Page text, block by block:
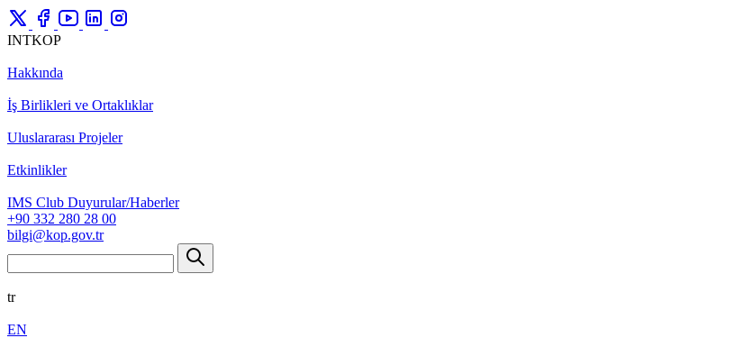
INTKOP
Hakkında
İş Birlikleri ve Ortaklıklar
Uluslararası Projeler
Etkinlikler
IMS Club Duyurular/Haberler
+90 332 280 28 00
bilgi@kop.gov.tr
tr
EN